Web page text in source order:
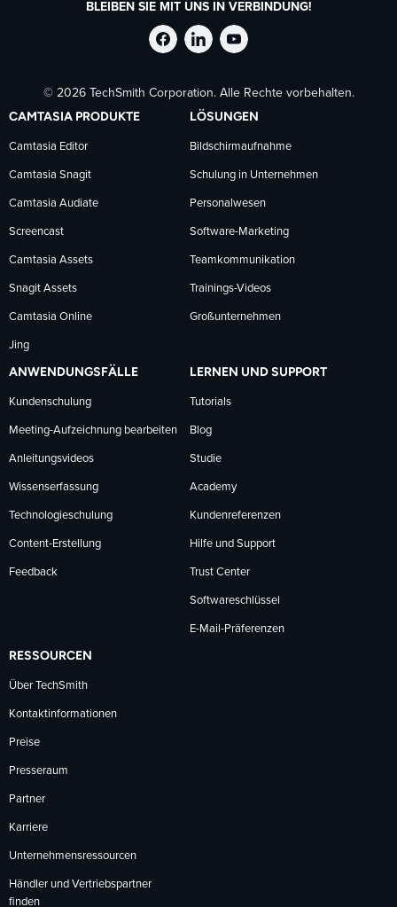
BLEIBEN SIE MIT UNS IN VERBINDUNG!
TechSmith
auf
Facebook
folgen
TechSmith
auf
LinkedIn
folgen
TechSmith
auf
YouTube
folgen
© 2026 TechSmith Corporation. Alle Rechte vorbehalten.
CAMTASIA PRODUKTE
Camtasia Editor
Camtasia Snagit
Camtasia Audiate
Screencast
Camtasia Assets
Snagit Assets
Camtasia Online
Jing
LÖSUNGEN
Bildschirmaufnahme
Schulung in Unternehmen
Personalwesen
Software-Marketing
Teamkommunikation
Trainings-Videos
Großunternehmen
ANWENDUNGSFÄLLE
Kundenschulung
Meeting-Aufzeichnung bearbeiten
Anleitungsvideos
Wissenserfassung
Technologieschulung
Content-Erstellung
Feedback
LERNEN UND SUPPORT
Tutorials
Blog
Studie
Academy
Kundenreferenzen
Hilfe und Support
Trust Center
Softwareschlüssel
E-Mail-Präferenzen
RESSOURCEN
Über TechSmith
Kontaktinformationen
Preise
Presseraum
Partner
Karriere
Unternehmensressourcen
Händler und Vertriebspartner
finden